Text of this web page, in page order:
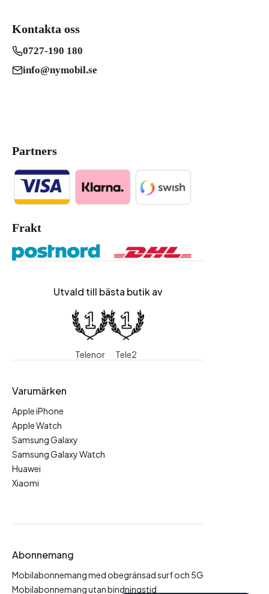
Kontakta oss
0727-190 180
info@nymobil.se
Partners
Frakt
Utvald till bästa butik av
Telenor Tele2
Varumärken
Apple iPhone
Apple Watch
Samsung Galaxy
Samsung Galaxy Watch
Huawei
Xiaomi
Abonnemang
Mobilabonnemang med obegränsad surf och 5G
Mobilabonnemang utan bindningstid